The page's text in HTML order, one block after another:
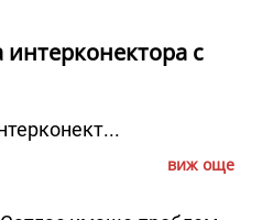
с
виж още